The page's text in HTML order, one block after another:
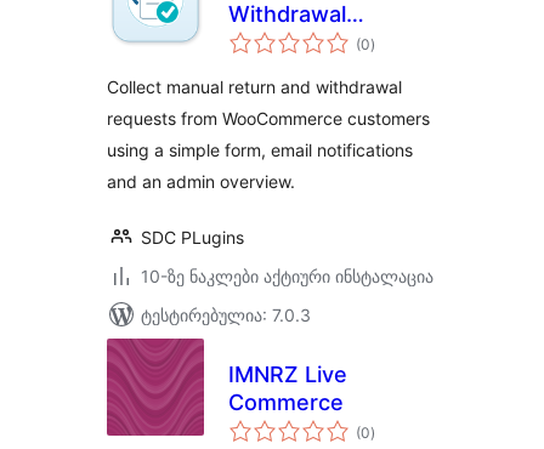
Withdrawal
Manager Lite for
(0საერთო
რეიტინგი
)
Collect manual return and withdrawal
requests from WooCommerce customers
using a simple form, email notifications
and an admin overview.
SDC PLugins
10-ზე ნაკლები აქტიური ინსტალაცია
ტესტირებულია: 7.0.3
IMNRZ Live
Commerce
(0საერთო
რეიტინგი
)